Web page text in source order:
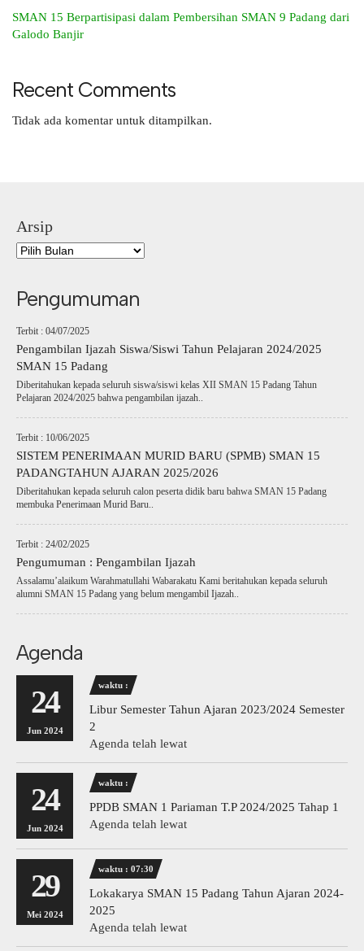
SMAN 15 Berpartisipasi dalam Pembersihan SMAN 9 Padang dari
Galodo Banjir
Recent Comments
Tidak ada komentar untuk ditampilkan.
Arsip
Pengumuman
Terbit : 04/07/2025
Pengambilan Ijazah Siswa/Siswi Tahun Pelajaran 2024/2025
SMAN 15 Padang
Diberitahukan kepada seluruh siswa/siswi kelas XII SMAN 15 Padang Tahun
Pelajaran 2024/2025 bahwa pengambilan ijazah..
Terbit : 10/06/2025
SISTEM PENERIMAAN MURID BARU (SPMB) SMAN 15
PADANGTAHUN AJARAN 2025/2026
Diberitahukan kepada seluruh calon peserta didik baru bahwa SMAN 15 Padang
membuka Penerimaan Murid Baru..
Terbit : 24/02/2025
Pengumuman : Pengambilan Ijazah
Assalamu’alaikum Warahmatullahi Wabarakatu Kami beritahukan kepada seluruh
alumni SMAN 15 Padang yang belum mengambil Ijazah..
Agenda
24
Jun 2024
waktu :
Libur Semester Tahun Ajaran 2023/2024 Semester
2
Agenda telah lewat
24
Jun 2024
waktu :
PPDB SMAN 1 Pariaman T.P 2024/2025 Tahap 1
Agenda telah lewat
29
Mei 2024
waktu : 07:30
Lokakarya SMAN 15 Padang Tahun Ajaran 2024-
2025
Agenda telah lewat